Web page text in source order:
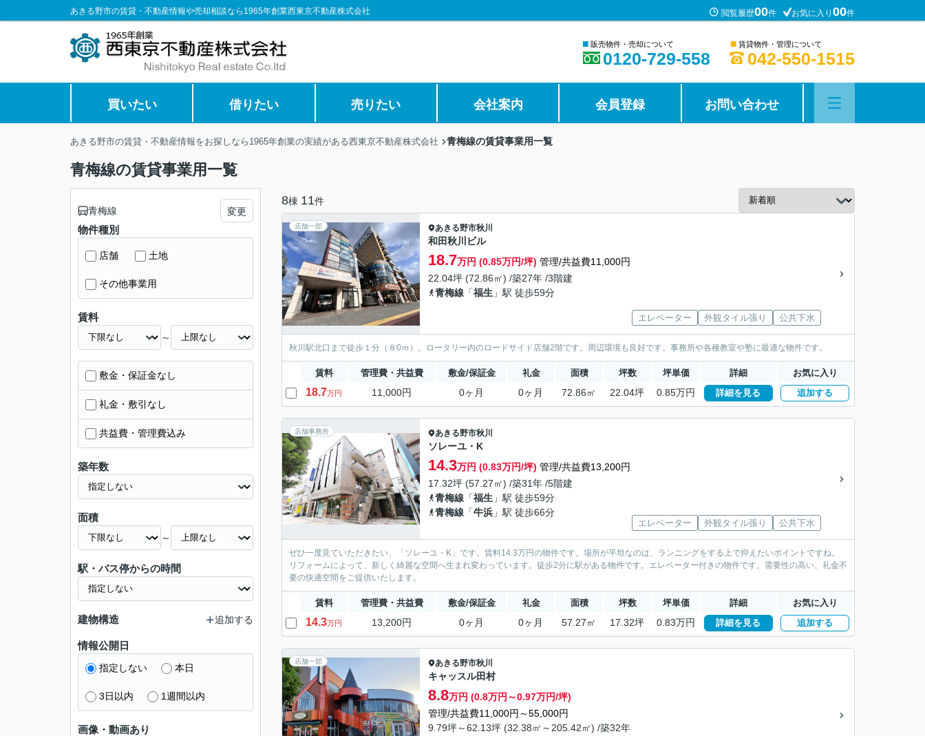
あきる野市の賃貸・不動産情報や売却相談なら1965年創業西東京不動産株式会社 閲覧履歴00件 お気に入り 00件
■ 販売物件・売却について
0120-729-558
■ 賃貸物件・管理について
042-550-1515
買いたい 借りたい 売りたい 会社案内 会員登録 お問い合わせ
あきる野市の賃貸・不動産情報をお探しなら1965年創業の実績がある西東京不動産株式会社 青梅線の賃貸事業用一覧
青梅線の賃貸事業用一覧
8棟 11件
店舗一部 あきる野市秋川
和田秋川ビル
18.7万円 (0.85万円/坪) 管理/共益費11,000円
22.04坪 (72.86㎡) /築27年 /3階建
青梅線 「福生 」駅 徒歩59分
エレベーター 外観タイル張り 公共下水
秋川駅北口まで徒歩１分（８0ｍ）。ロータリー内のロードサイド店舗2階です。周辺環境も良好です。事務所や各種教室や塾に最適な物件です。
賃料 管理費・共益費 敷金/保証金 礼金 面積 坪数 坪単価 詳細 お気に入り
18.7万円 11,000円 0ヶ月 0ヶ月 72.86㎡ 22.04坪 0.85万円 詳細を見る 追加する
店舗事務所 あきる野市秋川
ソレーユ・K
14.3万円 (0.83万円/坪) 管理/共益費13,200円
17.32坪 (57.27㎡) /築31年 /5階建
青梅線 「福生 」駅 徒歩59分
青梅線 「牛浜 」駅 徒歩66分
エレベーター 外観タイル張り 公共下水
ぜひ一度見ていただきたい、「ソレーユ・K」です。賃料14.3万円の物件です。場所が平坦なのは、ランニングをする上で抑えたいポイントですね。
リフォームによって、新しく綺麗な空間へ生まれ変わっています。徒歩2分に駅がある物件です。エレベーター付きの物件です。需要性の高い、礼金不
要の快適空間をご提供いたします。
賃料 管理費・共益費 敷金/保証金 礼金 面積 坪数 坪単価 詳細 お気に入り
14.3万円 13,200円 0ヶ月 0ヶ月 57.27㎡ 17.32坪 0.83万円 詳細を見る 追加する
店舗一部 あきる野市秋川
キャッスル田村
8.8万円 (0.8万円～0.97万円/坪)
管理/共益費11,000円～55,000円
9.79坪～62.13坪 (32.38㎡～205.42㎡) /築32年
青梅線 変更
物件種別
店舗 土地
その他事業用
賃料
～
敷金・保証金なし
礼金・敷引なし
共益費・管理費込み
築年数
面積
～
駅・バス停からの時間
建物構造 追加する
情報公開日
指定しない 本日
3日以内 1週間以内
画像・動画あり